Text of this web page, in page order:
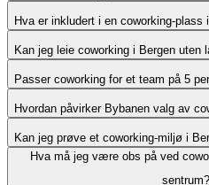
Hva er inkludert i en coworking-plass
Kan jeg leie coworking i Bergen uten
Passer coworking for et team på 5
Hvordan påvirker Bybanen valg av
Kan jeg prøve et coworking-miljø i
Hva må jeg være obs på ved
sentrum?